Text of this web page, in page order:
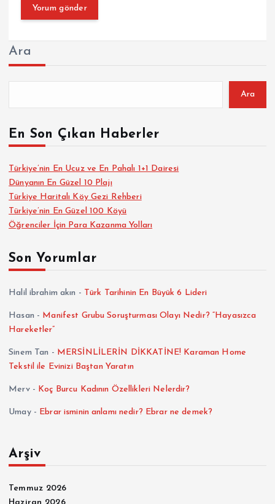
Ara
Ara
En Son Çıkan Haberler
Türkiye’nin En Ucuz ve En Pahalı 1+1 Dairesi
Dünyanın En Güzel 10 Plajı
Türkiye Haritalı Köy Gezi Rehberi
Türkiye’nin En Güzel 100 Köyü
Öğrenciler İçin Para Kazanma Yolları
Son Yorumlar
Halil ibrahim akın - Türk Tarihinin En Büyük 6 Lideri
Hasan - Manifest Grubu Soruşturması Olayı Nedir? “Hayasızca
Hareketler”
Sinem Tan - MERSİNLİLERİN DİKKATİNE! Karaman Home
Tekstil ile Evinizi Baştan Yaratın
Merv- Koç Burcu Kadının Özellikleri Nelerdir?
Umay- Ebrar isminin anlamı nedir? Ebrar ne demek?
Arşiv
Temmuz 2026